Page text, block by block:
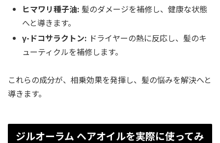
ヒマワリ種子油: 髪のダメージを補修し、健康な状態
へと導きます。
γ-ドコサラクトン: ドライヤーの熱に反応し、髪のキ
ューティクルを補修します。
これらの成分が、相乗効果を発揮し、髪の悩みを解決へと
導きます。
ジルオーラム ヘアオイルを実際に使ってみ